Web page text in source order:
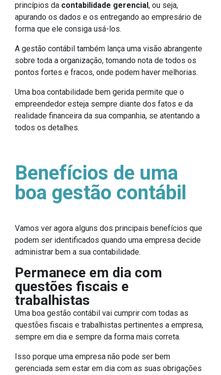
princípios da contabilidade gerencial, ou seja,
apurando os dados e os entregando ao empresário de
forma que ele consiga usá-los.
A gestão contábil também lança uma visão abrangente
sobre toda a organização, tomando nota de todos os
pontos fortes e fracos, onde podem haver melhorias.
Uma boa contabilidade bem gerida permite que o
empreendedor esteja sempre diante dos fatos e da
realidade financeira da sua companhia, se atentando a
todos os detalhes.
Benefícios de uma
boa gestão contábil
Vamos ver agora alguns dos principais benefícios que
podem ser identificados quando uma empresa decide
administrar bem a sua contabilidade.
Permanece em dia com
questões fiscais e
trabalhistas
Uma boa gestão contábil vai cumprir com todas as
questões fiscais e trabalhistas pertinentes a empresa,
sempre em dia e sempre da forma mais correta.
Isso porque uma empresa não pode ser bem
gerenciada sem estar em dia com as suas obrigações